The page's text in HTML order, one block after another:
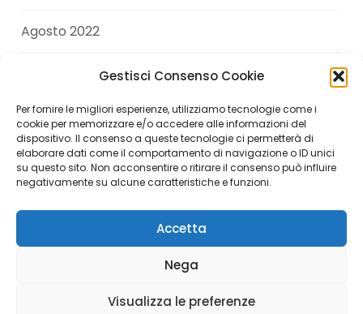
Gestisci Consenso Cookie
Per fornire le migliori esperienze, utilizziamo tecnologie come i
cookie per memorizzare e/o accedere alle informazioni del
dispositivo. Il consenso a queste tecnologie ci permetterà di
elaborare dati come il comportamento di navigazione o ID unici
su questo sito. Non acconsentire o ritirare il consenso può influire
negativamente su alcune caratteristiche e funzioni.
Accetta
Nega
Visualizza le preferenze
Agosto 2022
Giugno 2022
Aprile 2022
Copyright © 2026 Andrea Di Giuseppe. All Rights